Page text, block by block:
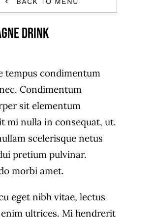
Drink
tempus condimentum
Condimentum
sit elementum
mi nulla in consequat, ut.
scelerisque netus
pretium pulvinar.
morbi amet.
eget nibh vitae, lectus
ultrices. Mi hendrerit